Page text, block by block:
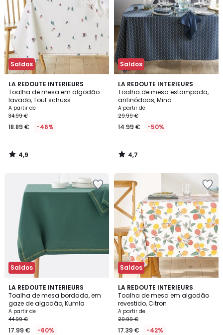
Saldos
LA REDOUTE INTERIEURS
Toalha de mesa em algodão
lavado, Tout schuss
A partir de
34.99 €
18.89 € -46%
4,9
/ 5
4,9
/
Saldos
LA REDOUTE INTERIEURS
Toalha de mesa estampada,
antinódoas, Mina
A partir de
29.99 €
14.99 € -50%
4,7
/ 5
4,7
/
Saldos
LA REDOUTE INTERIEURS
Toalha de mesa bordada, em
gaze de algodão, Kumla
A partir de
44.99 €
17.99 € -60%
4,4
/ 5
Saldos
LA REDOUTE INTERIEURS
Toalha de mesa em algodão
revestido, Citron
A partir de
29.99 €
17.39 € -42%
4,2
/ 5